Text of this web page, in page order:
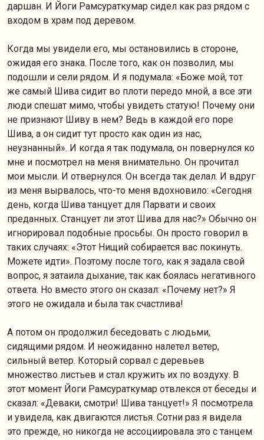
даршан. И Йоги Рамсураткумар сидел как раз рядом с
входом в храм под деревом.
Когда мы увидели его, мы остановились в стороне,
ожидая его знака. После того, как он позволил, мы
подошли и сели рядом. И я подумала: «Боже мой, тот
же самый Шива сидит во плоти передо мной, а все эти
люди спешат мимо, чтобы увидеть статую! Почему они
не признают Шиву в нем? Ведь в каждой его поре
Шива, а он сидит тут просто как один из нас,
неузнанный». И когда я так подумала, он повернулся ко
мне и посмотрел на меня внимательно. Он прочитал
мои мысли. И отвернулся. Он всегда так делал. И вдруг
из меня вырвалось, что-то меня вдохновило: «Сегодня
день, когда Шива танцует для Парвати и своих
преданных. Станцует ли этот Шива для нас?» Обычно он
игнорировал подобные просьбы. Он просто говорил в
таких случаях: «Этот Нищий собирается вас покинуть.
Можете идти». Поэтому после того, как я задала свой
вопрос, я затаила дыхание, так как боялась негативного
ответа. Но вместо этого он сказал: «Почему нет?» Я
этого не ожидала и была так счастлива!
А потом он продолжил беседовать с людьми,
сидящими рядом. И неожиданно налетел ветер,
сильный ветер. Который сорвал с деревьев
множество листьев и стал кружить их по воздуху. В
этот момент Йоги Рамсураткумар отвлекся от беседы и
сказал: «Деваки, смотри! Шива танцует!» Я посмотрела
и увидела, как двигаются листья. Сотни раз я видела
это прежде, но никогда не ассоциировала это с танцем